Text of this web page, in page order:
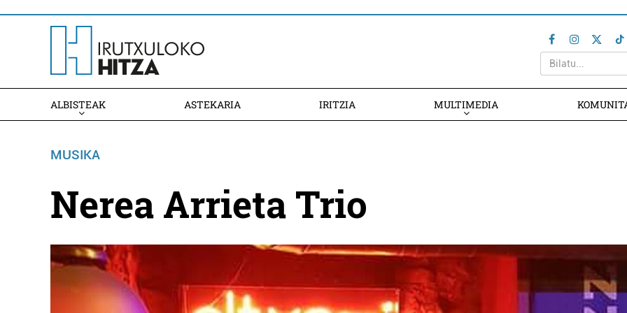
ALBISTEAK ASTEKARIA IRITZIA MULTIMEDIA
MUSIKA
Nerea Arrieta Trio